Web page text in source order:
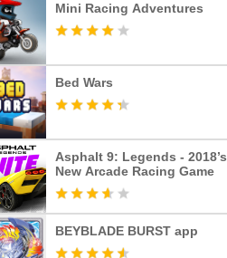
Mini Racing Adventures
Bed Wars
Asphalt 9: Legends - 2018’s
New Arcade Racing Game
BEYBLADE BURST app